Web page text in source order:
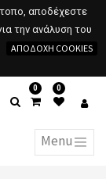
αποδέχεστε
την ανάλυση του
ΑΠΟΔΟΧΉ COOKIES
0 0